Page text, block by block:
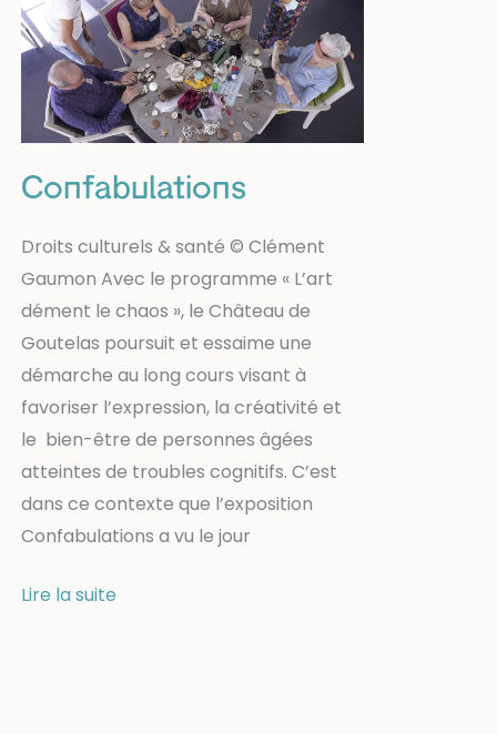
Confabulations
Droits culturels & santé © Clément
Gaumon Avec le programme « L’art
dément le chaos », le Château de
Goutelas poursuit et essaime une
démarche au long cours visant à
favoriser l’expression, la créativité et
le bien-être de personnes âgées
atteintes de troubles cognitifs. C’est
dans ce contexte que l’exposition
Confabulations a vu le jour
Confabulations
Lire la suite